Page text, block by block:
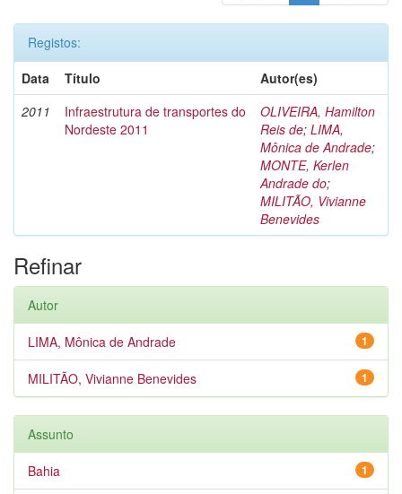
Registos:
Data
Título
Autor(es)
2011
Infraestrutura de transportes do
Nordeste 2011
OLIVEIRA, Hamilton
Reis de; LIMA,
Mônica de Andrade;
MONTE, Kerlen
Andrade do;
MILITÃO, Vivianne
Benevides
Refinar
Autor
1
LIMA, Mônica de Andrade
1
MILITÃO, Vivianne Benevides
Assunto
1
Bahia